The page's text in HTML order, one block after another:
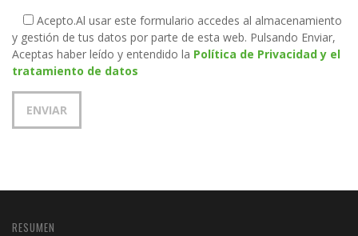
Acepto.Al usar este formulario accedes al almacenamiento
y gestión de tus datos por parte de esta web. Pulsando Enviar,
Aceptas haber leído y entendido la Política de Privacidad y el
tratamiento de datos
RESUMEN